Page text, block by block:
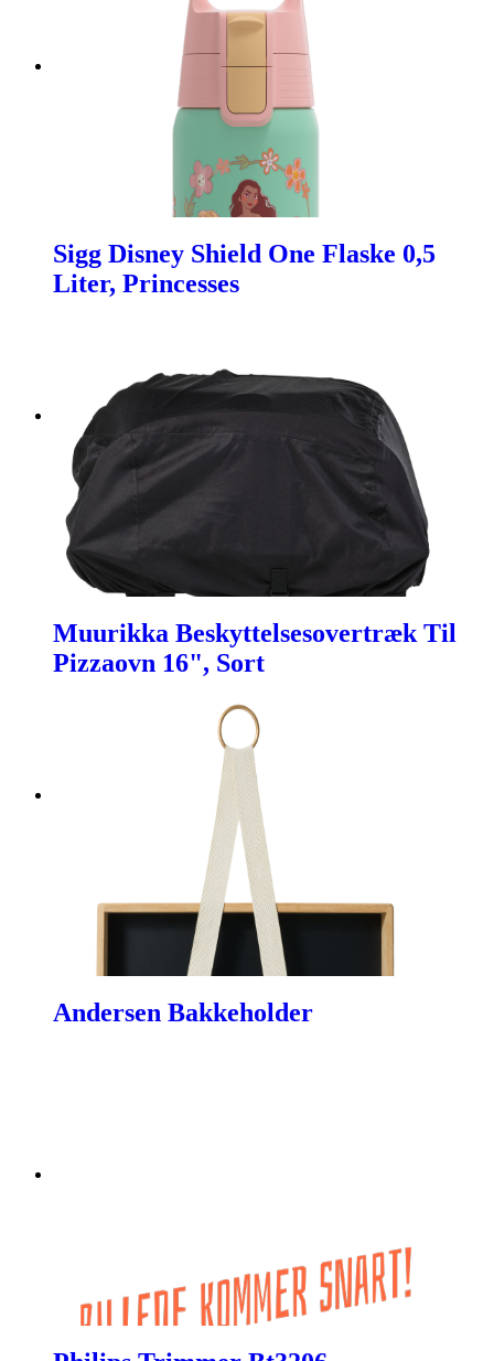
Sigg Disney Shield One Flaske 0,5
Liter, Princesses
Muurikka Beskyttelsesovertræk Til
Pizzaovn 16", Sort
Andersen Bakkeholder